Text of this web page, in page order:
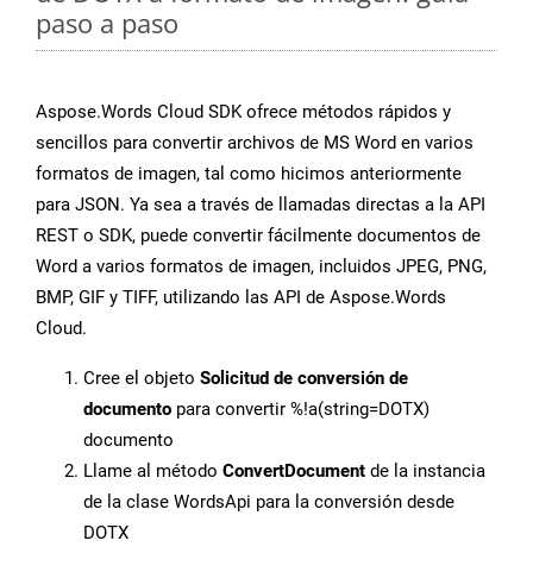
paso a paso
Aspose.Words Cloud SDK ofrece métodos rápidos y
sencillos para convertir archivos de MS Word en varios
formatos de imagen, tal como hicimos anteriormente
para JSON. Ya sea a través de llamadas directas a la API
REST o SDK, puede convertir fácilmente documentos de
Word a varios formatos de imagen, incluidos JPEG, PNG,
BMP, GIF y TIFF, utilizando las API de Aspose.Words
Cloud.
Cree el objeto Solicitud de conversión de
documento para convertir %!a(string=DOTX)
documento
Llame al método ConvertDocument de la instancia
de la clase WordsApi para la conversión desde
DOTX